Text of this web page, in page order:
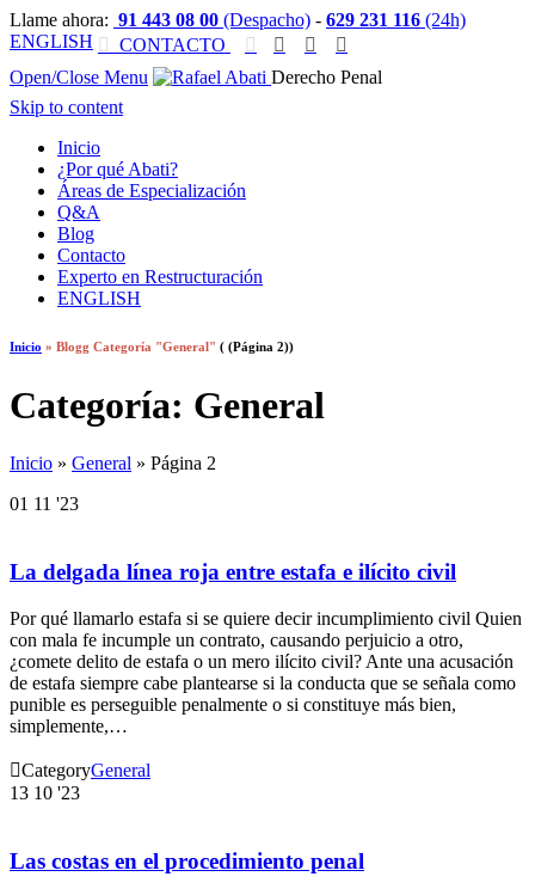
Llame ahora: 91 443 08 00 (Despacho) - 629 231 116 (24h)
ENGLISH  CONTACTO   

Open/Close Menu
Derecho Penal
Skip to content
Inicio
¿Por qué Abati?
Áreas de Especialización
Q&A
Blog
Contacto
Experto en Restructuración
ENGLISH
Inicio » Blogg Categoría "General" ( (Página 2))
Categoría: General
Inicio » General » Página 2
01 11 '23
La delgada línea roja entre estafa e ilícito civil
Por qué llamarlo estafa si se quiere decir incumplimiento civil Quien
con mala fe incumple un contrato, causando perjuicio a otro,
¿comete delito de estafa o un mero ilícito civil? Ante una acusación
de estafa siempre cabe plantearse si la conducta que se señala como
punible es perseguible penalmente o si constituye más bien,
simplemente,…
CategoryGeneral
13 10 '23
Las costas en el procedimiento penal